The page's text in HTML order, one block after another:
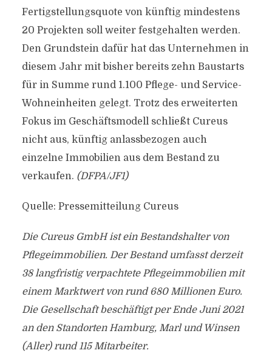
Fertigstellungsquote von künftig mindestens
20 Projekten soll weiter festgehalten werden.
Den Grundstein dafür hat das Unternehmen in
diesem Jahr mit bisher bereits zehn Baustarts
für in Summe rund 1.100 Pflege- und Service-
Wohneinheiten gelegt. Trotz des erweiterten
Fokus im Geschäftsmodell schließt Cureus
nicht aus, künftig anlassbezogen auch
einzelne Immobilien aus dem Bestand zu
verkaufen. (DFPA/JF1)
Quelle: Pressemitteilung Cureus
Die Cureus GmbH ist ein Bestandshalter von
Pflegeimmobilien. Der Bestand umfasst derzeit
38 langfristig verpachtete Pflegeimmobilien mit
einem Marktwert von rund 680 Millionen Euro.
Die Gesellschaft beschäftigt per Ende Juni 2021
an den Standorten Hamburg, Marl und Winsen
(Aller) rund 115 Mitarbeiter.